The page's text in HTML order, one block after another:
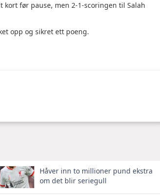
før pause, men 2-1-scoringen til Salah
opp og sikret ett poeng.
Håver inn to millioner pund ekstra
om det blir seriegull